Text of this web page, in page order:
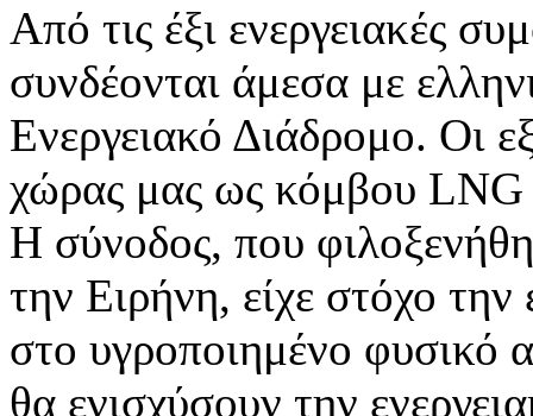
Από τις έξι ενεργειακές
συνδέονται άμεσα με
Ενεργειακό Διάδρομο. Οι
χώρας μας ως κόμβου
Η σύνοδος, που
την Ειρήνη, είχε στόχο
στο υγροποιημένο φυσικό
θα ενισχύσουν την